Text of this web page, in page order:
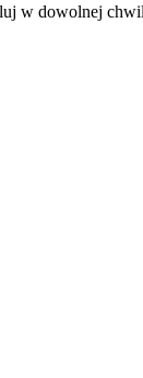
w dowolnej